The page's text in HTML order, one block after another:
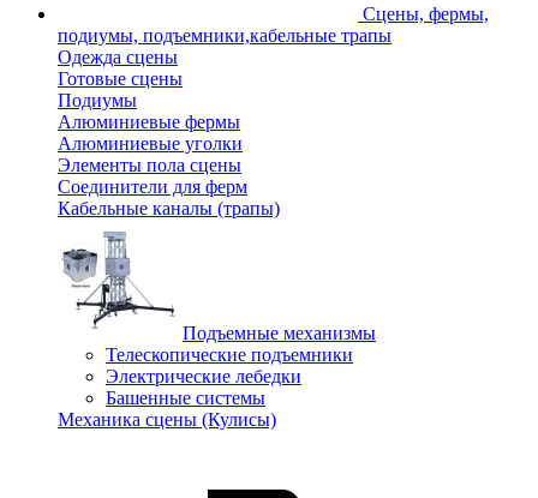
Сцены, фермы,
подиумы, подъемники,кабельные трапы
Одежда сцены
Готовые сцены
Подиумы
Алюминиевые фермы
Алюминиевые уголки
Элементы пола сцены
Соединители для ферм
Кабельные каналы (трапы)
Подъемные механизмы
Телескопические подъемники
Электрические лебедки
Башенные системы
Механика сцены (Кулисы)